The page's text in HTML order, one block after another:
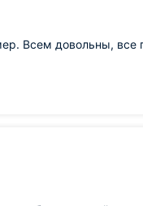
Всем довольны, все